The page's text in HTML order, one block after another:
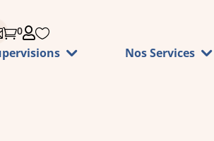
0
Nos Services